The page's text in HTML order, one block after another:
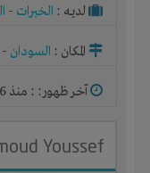
لديـه : الخبرات -
المكان : السودان -
آخر ظهور: : منذ 6 اشهر
Youssef